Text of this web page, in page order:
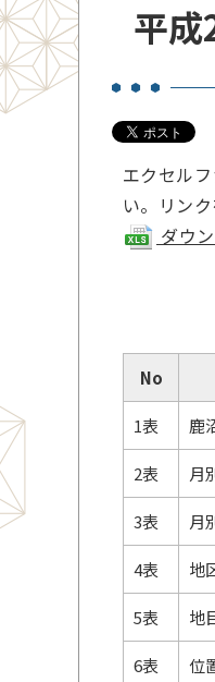
平成
エクセル
い。リン
ダウ
No
1表 鹿
2表 月
3表 月
4表 地
5表 地
6表 位